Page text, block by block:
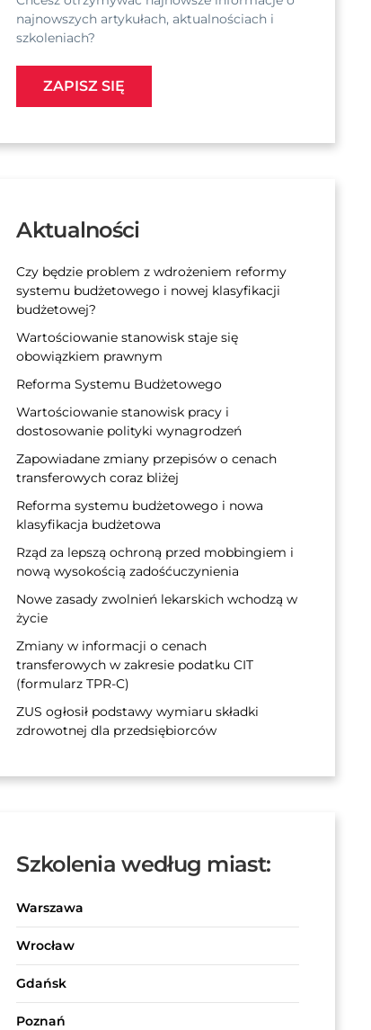
najnowszych artykułach, aktualnościach i
szkoleniach?
ZAPISZ SIĘ
Aktualności
Czy będzie problem z wdrożeniem reformy
systemu budżetowego i nowej klasyfikacji
budżetowej?
Wartościowanie stanowisk staje się
obowiązkiem prawnym
Reforma Systemu Budżetowego
Wartościowanie stanowisk pracy i
dostosowanie polityki wynagrodzeń
Zapowiadane zmiany przepisów o cenach
transferowych coraz bliżej
Reforma systemu budżetowego i nowa
klasyfikacja budżetowa
Rząd za lepszą ochroną przed mobbingiem i
nową wysokością zadośćuczynienia
Nowe zasady zwolnień lekarskich wchodzą w
życie
Zmiany w informacji o cenach
transferowych w zakresie podatku CIT
(formularz TPR-C)
ZUS ogłosił podstawy wymiaru składki
zdrowotnej dla przedsiębiorców
Szkolenia według miast:
Warszawa
Wrocław
Gdańsk
Poznań